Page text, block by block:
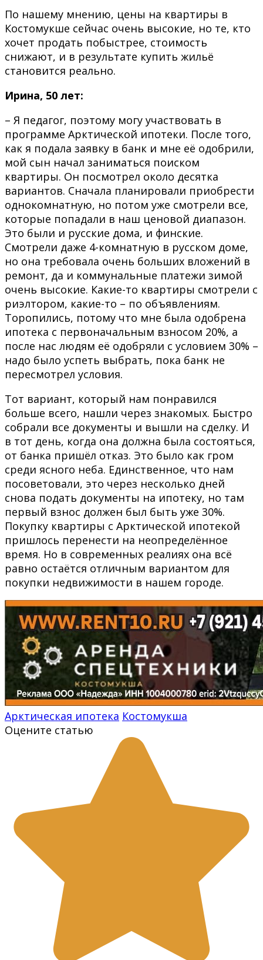
По нашему мнению, цены на квартиры в
Костомукше сейчас очень высокие, но те, кто
хочет продать побыстрее, стоимость
снижают, и в результате купить жильё
становится реально.
Ирина, 50 лет:
– Я педагог, поэтому могу участвовать в
программе Арктической ипотеки. После того,
как я подала заявку в банк и мне её одобрили,
мой сын начал заниматься поиском
квартиры. Он посмотрел около десятка
вариантов. Сначала планировали приобрести
однокомнатную, но потом уже смотрели все,
которые попадали в наш ценовой диапазон.
Это были и русские дома, и финские.
Смотрели даже 4-комнатную в русском доме,
но она требовала очень больших вложений в
ремонт, да и коммунальные платежи зимой
очень высокие. Какие-то квартиры смотрели с
риэлтором, какие-то – по объявлениям.
Торопились, потому что мне была одобрена
ипотека с первоначальным взносом 20%, а
после нас людям её одобряли с условием 30% –
надо было успеть выбрать, пока банк не
пересмотрел условия.
Тот вариант, который нам понравился
больше всего, нашли через знакомых. Быстро
собрали все документы и вышли на сделку. И
в тот день, когда она должна была состояться,
от банка пришёл отказ. Это было как гром
среди ясного неба. Единственное, что нам
посоветовали, это через несколько дней
снова подать документы на ипотеку, но там
первый взнос должен был быть уже 30%.
Покупку квартиры с Арктической ипотекой
пришлось перенести на неопределённое
время. Но в современных реалиях она всё
равно остаётся отличным вариантом для
покупки недвижимости в нашем городе.
Арктическая ипотека Костомукша
Оцените статью